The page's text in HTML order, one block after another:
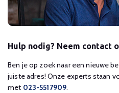
Hulp nodig? Neem contact
Ben je op zoek naar een nieuwe
juiste adres! Onze experts staan
met 023-5517909.